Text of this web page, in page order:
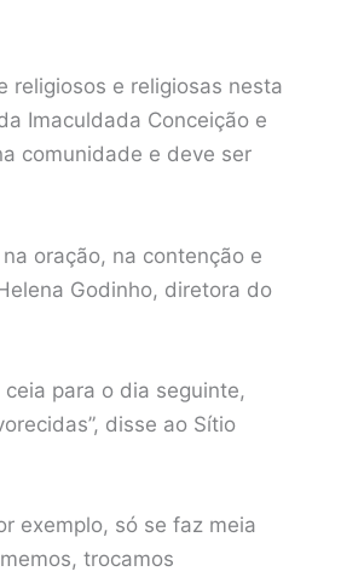
religiosos e religiosas nesta
Imaculdada Conceição e
comunidade e deve ser
oração, na contenção e
Godinho, diretora do
para o dia seguinte,
disse ao Sítio
exemplo, só se faz meia
trocamos